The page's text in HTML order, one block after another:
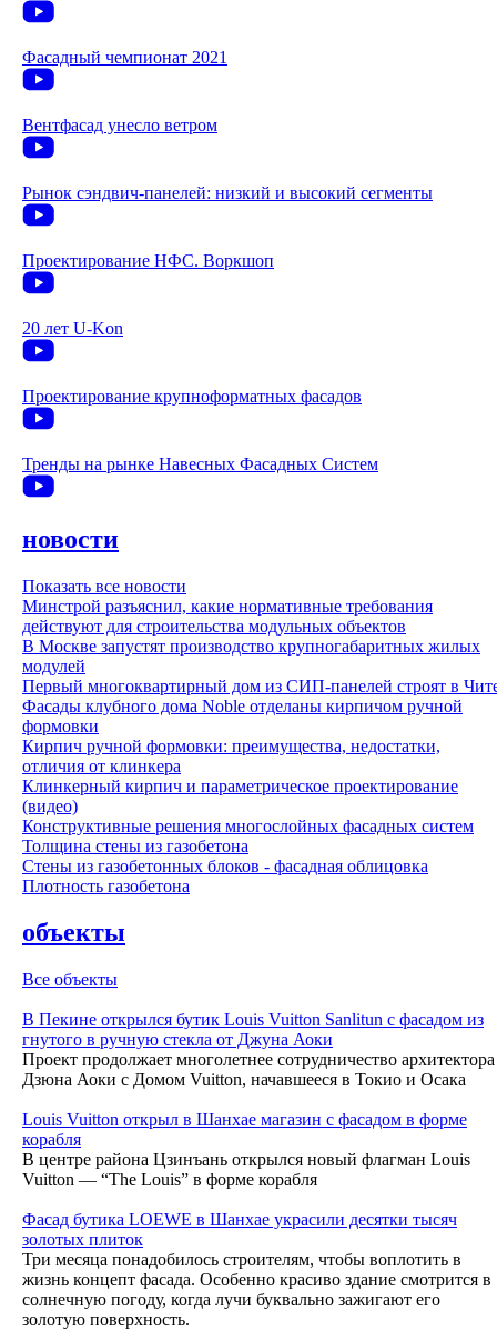
Фасадный чемпионат 2021
Вентфасад унесло ветром
Рынок сэндвич-панелей: низкий и высокий сегменты
Проектирование НФС. Воркшоп
20 лет U-Kon
Проектирование крупноформатных фасадов
Тренды на рынке Навесных Фасадных Систем
новости
Показать все новости
Минстрой разъяснил, какие нормативные требования
действуют для строительства модульных объектов
В Москве запустят производство крупногабаритных жилых
модулей
Первый многоквартирный дом из СИП-панелей строят в
Фасады клубного дома Noble отделаны кирпичом ручной
формовки
Кирпич ручной формовки: преимущества, недостатки,
отличия от клинкера
Клинкерный кирпич и параметрическое проектирование
(видео)
Конструктивные решения многослойных фасадных систем
Толщина стены из газобетона
Стены из газобетонных блоков - фасадная облицовка
Плотность газобетона
объекты
Все объекты
В Пекине открылся бутик Louis Vuitton Sanlitun с фасадом из
гнутого в ручную стекла от Джуна Аоки
Проект продолжает многолетнее сотрудничество архитектора
Дзюна Аоки с Домом Vuitton, начавшееся в Токио и Осака
Louis Vuitton открыл в Шанхае магазин с фасадом в форме
корабля
В центре района Цзинъань открылся новый флагман Louis
Vuitton — “The Louis” в форме корабля
Фасад бутика LOEWE в Шанхае украсили десятки тысяч
золотых плиток
Три месяца понадобилось строителям, чтобы воплотить в
жизнь концепт фасада. Особенно красиво здание смотрится в
солнечную погоду, когда лучи буквально зажигают его
золотую поверхность.